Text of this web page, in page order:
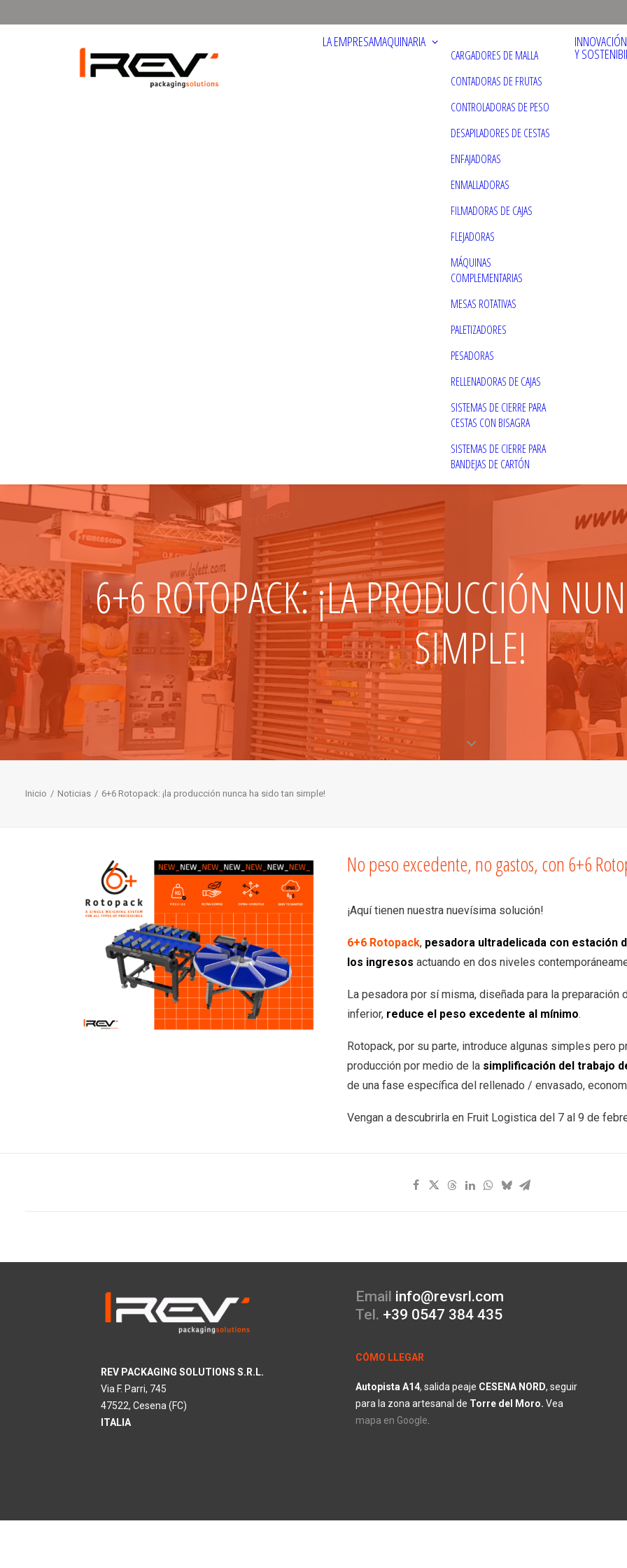
LA EMPRESAMAQUINARIA
CARGADORES DE MALLA
CONTADORAS DE FRUTAS
CONTROLADORAS DE PESO
DESAPILADORES DE CESTAS
ENFAJADORAS
ENMALLADORAS
FILMADORAS DE CAJAS
FLEJADORAS
MÁQUINAS
COMPLEMENTARIAS
MESAS ROTATIVAS
PALETIZADORES
PESADORAS
RELLENADORAS DE CAJAS
SISTEMAS DE CIERRE PARA
CESTAS CON BISAGRA
SISTEMAS DE CIERRE PARA
BANDEJAS DE CARTÓN
INNOVACIÓN
Y
6+6 ROTOPACK: ¡LA PRODUCCIÓN
SIMPLE!
Inicio Noticias 6+6 Rotopack: ¡la producción nunca ha sido tan simple!
No peso excedente, no gastos, con 6+6
¡Aquí tienen nuestra nuevísima solución!
6+6 Rotopack, pesadora ultradelicada con estación
los ingresos actuando en dos niveles
La pesadora por sí misma, diseñada para la
inferior, reduce el peso excedente al mínimo.
Rotopack, por su parte, introduce algunas simples pero
producción por medio de la simplificación del trabajo
de una fase específica del rellenado / envasado,
Vengan a descubrirla en Fruit Logistica del 7 al 9 de
REV PACKAGING SOLUTIONS S.R.L.
Via F. Parri, 745
47522, Cesena (FC)
ITALIA
Email info@revsrl.com
Tel. +39 0547 384 435
CÓMO LLEGAR
Autopista A14, salida peaje CESENA NORD, seguir
para la zona artesanal de Torre del Moro. Vea
mapa en Google